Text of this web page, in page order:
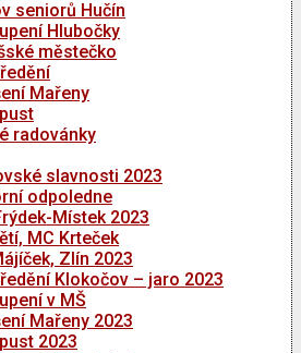
seniorů Hučín
Hlubočky
městečko
Mařeny
radovánky
slavnosti 2023
odpoledne
Místek 2023
MC Krteček
Zlín 2023
Klokočov – jaro 2023
v MŠ
Mařeny 2023
2023